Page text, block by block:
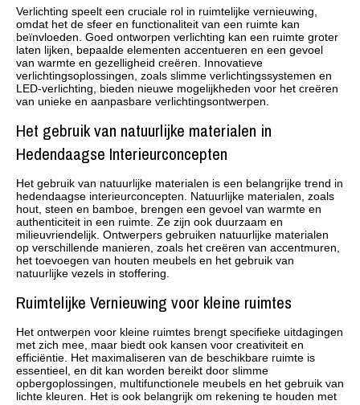
Verlichting speelt een cruciale rol in ruimtelijke vernieuwing,
omdat het de sfeer en functionaliteit van een ruimte kan
beïnvloeden. Goed ontworpen verlichting kan een ruimte groter
laten lijken, bepaalde elementen accentueren en een gevoel
van warmte en gezelligheid creëren. Innovatieve
verlichtingsoplossingen, zoals slimme verlichtingssystemen en
LED-verlichting, bieden nieuwe mogelijkheden voor het creëren
van unieke en aanpasbare verlichtingsontwerpen.
Het gebruik van natuurlijke materialen in
Hedendaagse Interieurconcepten
Het gebruik van natuurlijke materialen is een belangrijke trend in
hedendaagse interieurconcepten. Natuurlijke materialen, zoals
hout, steen en bamboe, brengen een gevoel van warmte en
authenticiteit in een ruimte. Ze zijn ook duurzaam en
milieuvriendelijk. Ontwerpers gebruiken natuurlijke materialen
op verschillende manieren, zoals het creëren van accentmuren,
het toevoegen van houten meubels en het gebruik van
natuurlijke vezels in stoffering.
Ruimtelijke Vernieuwing voor kleine ruimtes
Het ontwerpen voor kleine ruimtes brengt specifieke uitdagingen
met zich mee, maar biedt ook kansen voor creativiteit en
efficiëntie. Het maximaliseren van de beschikbare ruimte is
essentieel, en dit kan worden bereikt door slimme
opbergoplossingen, multifunctionele meubels en het gebruik van
lichte kleuren. Het is ook belangrijk om rekening te houden met